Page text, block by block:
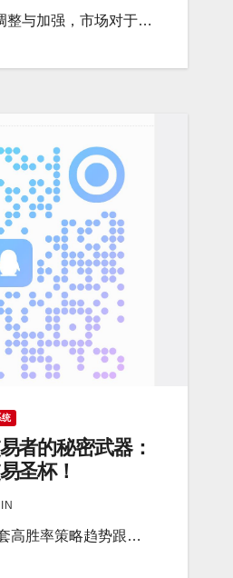
整与加强，市场对于…
统
者的秘密武器：
圣杯！
高胜率策略趋势跟…